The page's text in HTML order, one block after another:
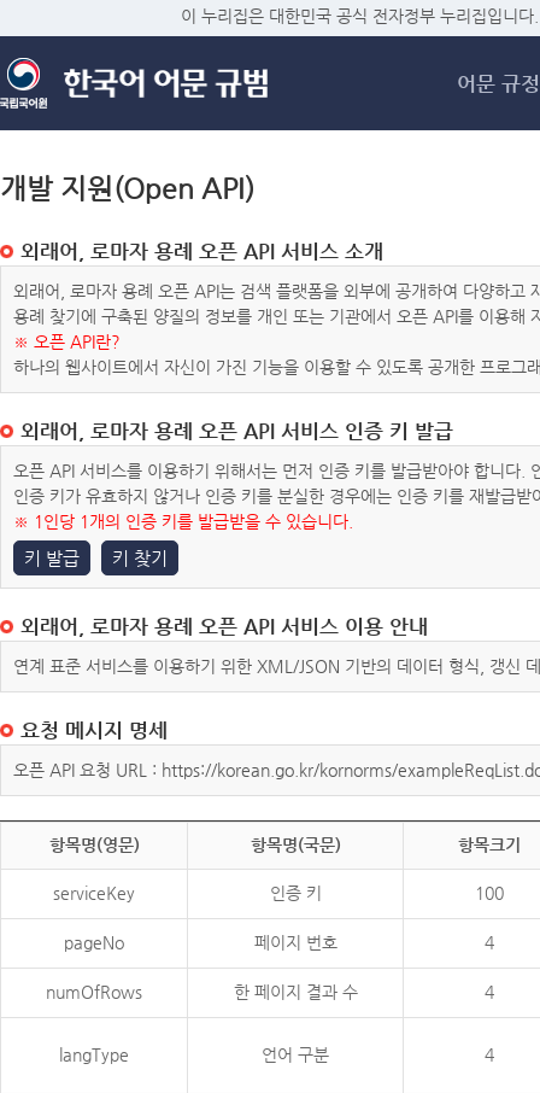
메
이 누리집은 대한민국 공식 전자정부 누리집입니다.
어문 규정
개발 지원(Open API)
외래어, 로마자 용례 오픈 API 서비스 소개
외래어, 로마자 용례 오픈 API는 검색 플랫폼을 외부에 공개하여 다양하
용례 찾기에 구축된 양질의 정보를 개인 또는 기관에서 오픈 API를 이용해
※ 오픈 API란?
하나의 웹사이트에서 자신이 가진 기능을 이용할 수 있도록 공개한 프로그
외래어, 로마자 용례 오픈 API 서비스 인증 키 발급
오픈 API 서비스를 이용하기 위해서는 먼저 인증 키를 발급받아야 합니다
인증 키가 유효하지 않거나 인증 키를 분실한 경우에는 인증 키를 재발급받
※ 1인당 1개의 인증 키를 발급받을 수 있습니다.
키 발급 키 찾기
외래어, 로마자 용례 오픈 API 서비스 이용 안내
연계 표준 서비스를 이용하기 위한 XML/JSON 기반의 데이터 형식, 갱신
요청 메시지 명세
오픈 API 요청 URL : https://korean.go.kr/kornorms/
항목명(영문) 항목명(국문) 항목크기
serviceKey 인증 키 100
pageNo 페이지 번호 4
numOfRows 한 페이지 결과 수 4
langType 언어 구분 4